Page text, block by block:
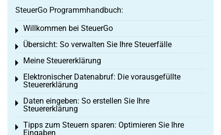
SteuerGo Programmhandbuch:
Willkommen bei SteuerGo
Toggle menu
Übersicht: So verwalten Sie Ihre Steuerfälle
Toggle menu
Meine Steuererklärung
Toggle menu
Elektronischer Datenabruf: Die vorausgefüllte
Steuererklärung
Toggle menu
Daten eingeben: So erstellen Sie Ihre
Steuererklärung
Toggle menu
Tipps zum Steuern sparen: Optimieren Sie Ihre
Eingaben
Toggle menu